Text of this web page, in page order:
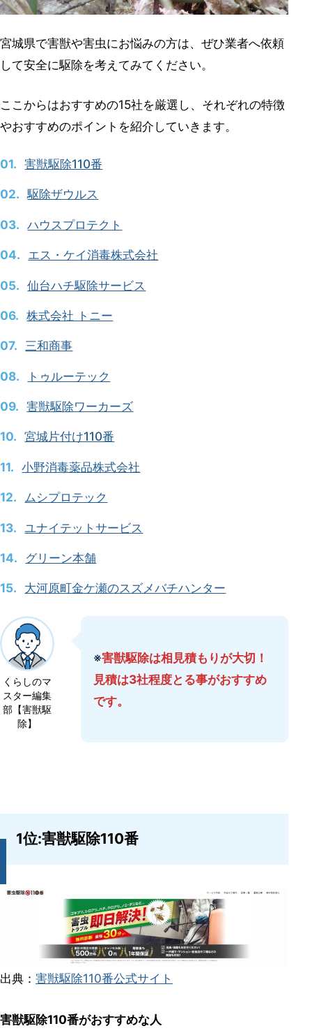
宮城県の害獣駆除・害虫駆除の料金
宮城県の害獣・害虫駆除業者が悪質
見積もり内容が不明瞭
被害状況の写真・説明資料がない
広告やホームページと料金体系が異な
る
保証内容が曖昧
害獣・害虫駆除業者を選ぶ5つの判
断基準
資格を保有しているか
料金体系と追加費用が説明・明示され
る
会社情報と実績を確認できる
宮城県の害獣・害虫駆除でよくあ
施工後の保証期間は一般的にはどのよ
うな内容ですか？
宮城県で多く見られる害獣の種類は？
宮城県で害獣や害虫にお悩みの方は、ぜひ業者へ依頼
して安全に駆除を考えてみてください。
ここからはおすすめの15社を厳選し、それぞれの特徴
やおすすめのポイントを紹介していきます。
害獣駆除110番
駆除ザウルス
ハウスプロテクト
エス・ケイ消毒株式会社
仙台ハチ駆除サービス
株式会社 トニー
三和商事
トゥルーテック
害獣駆除ワーカーズ
宮城片付け110番
小野消毒薬品株式会社
ムシプロテック
ユナイテットサービス
グリーン本舗
大河原町金ケ瀬のスズメバチハンター
くらしのマ
スター編集
部【害獣駆
除】
※害獣駆除は相見積もりが大切！
見積は3社程度とる事がおすすめ
です。
1位:害獣駆除110番
出典： 害獣駆除110番公式サイト
害獣駆除110番がおすすめな人